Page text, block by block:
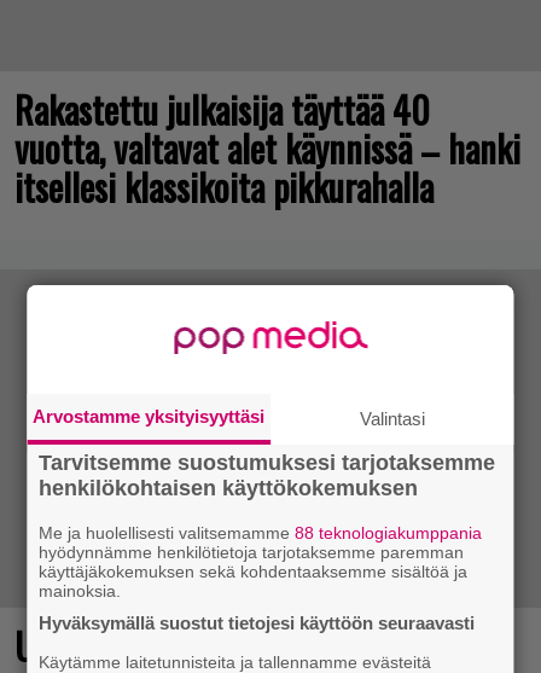
Rakastettu julkaisija täyttää 40
vuotta, valtavat alet käynnissä – hanki
itsellesi klassikoita pikkurahalla
Ubisoftin hittipeli saapui Steamiin
Arvostamme yksityisyyttäsi Valintasi
Tarvitsemme suostumuksesi tarjotaksemme
henkilökohtaisen käyttökokemuksen
Me ja huolellisesti valitsemamme88 teknologiakumppania
hyödynnämme henkilötietoja tarjotaksemme paremman
käyttäjäkokemuksen sekä kohdentaaksemme sisältöä ja
mainoksia.
Hyväksymällä suostut tietojesi käyttöön seuraavasti
Käytämme laitetunnisteita ja tallennamme evästeitä